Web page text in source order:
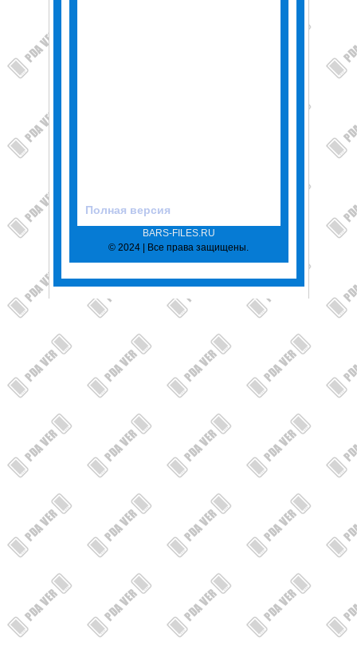
Полная версия
BARS-FILES.RU
© 2024 | Все права защищены.